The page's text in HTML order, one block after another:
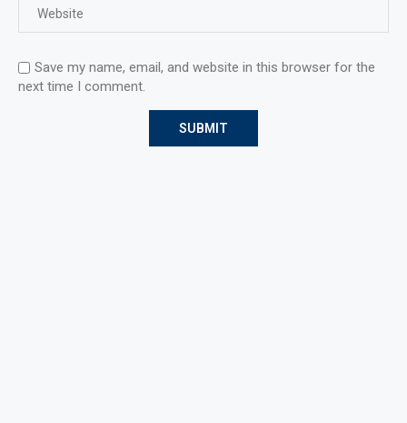
Save my name, email, and website in this browser for the
next time I comment.